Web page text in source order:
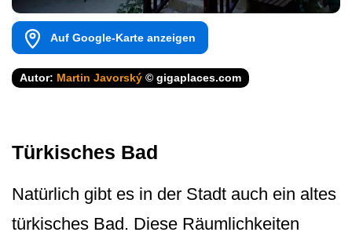
Auf Google-Karte anzeigen
Autor: Martin Javorský © gigaplaces.com
Türkisches Bad
Natürlich gibt es in der Stadt auch ein altes
türkisches Bad. Diese Räumlichkeiten